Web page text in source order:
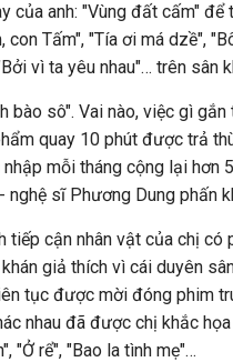
của anh: "Vùng đất cấm"
Tấm", "Tía ơi má dzề",
vì ta yêu nhau"… trên sân
bào sô". Vai nào, việc gì
quay 10 phút được trả
mỗi tháng cộng lại hơn
sĩ Phương Dung phấn
cận nhân vật của chị có
giả thích vì cái duyên
tục được mời đóng phim
nhau đã được chị khắc
"Ở rể", "Bao la tình mẹ"…